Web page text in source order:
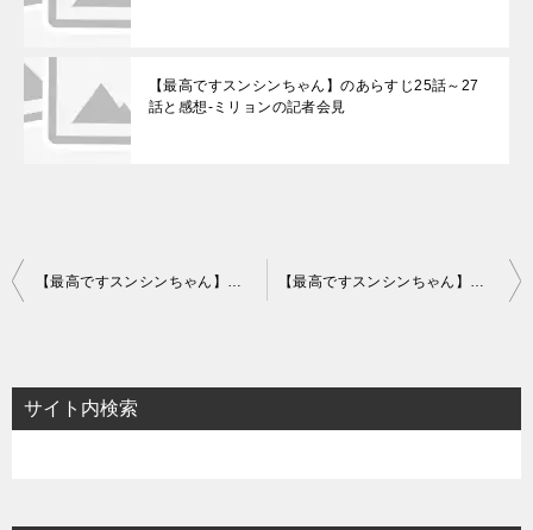
【最高ですスンシンちゃん】のあらすじ25話～27
話と感想-ミリョンの記者会見
投
ビ
ゲ
【最高ですスンシンちゃん】のあらすじ19話～21話と感想-スンシンの葛藤 【最高ですスンシンちゃん】のあらすじ25話～27話と感想-ミリョンの記者会見
サイト内検索